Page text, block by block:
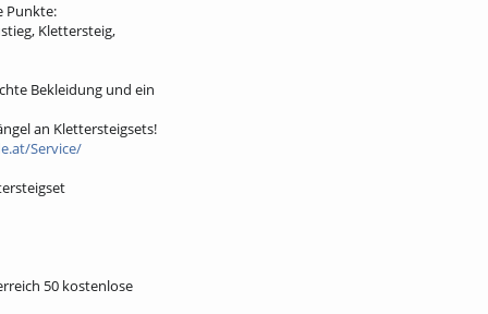
Punkte:
Klettersteig,
Bekleidung und ein
an Klettersteigsets!
Service/
50 kostenlose